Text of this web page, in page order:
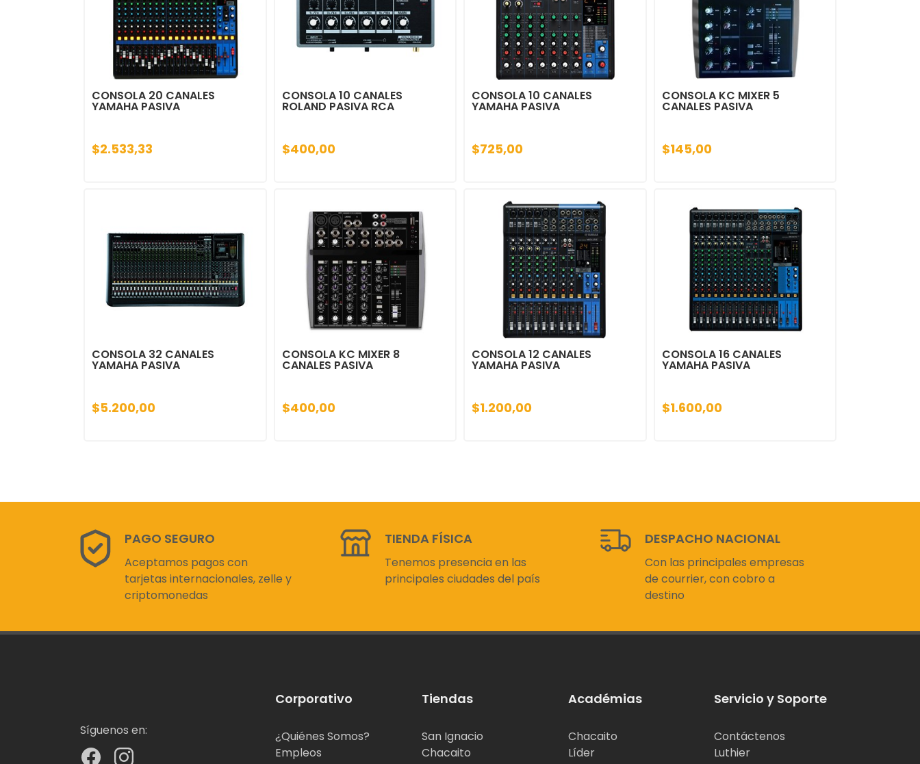
CONSOLA 20 CANALES
YAMAHA PASIVA
$2.533,33
CONSOLA 10 CANALES
ROLAND PASIVA RCA
$400,00
CONSOLA 10 CANALES
YAMAHA PASIVA
$725,00
CONSOLA KC MIXER 5
CANALES PASIVA
$145,00
CONSOLA 32 CANALES
YAMAHA PASIVA
$5.200,00
CONSOLA KC MIXER 8
CANALES PASIVA
$400,00
CONSOLA 12 CANALES
YAMAHA PASIVA
$1.200,00
CONSOLA 16 CANALES
YAMAHA PASIVA
$1.600,00
PAGO SEGURO
Aceptamos pagos con
tarjetas internacionales, zelle y
criptomonedas
TIENDA FÍSICA
Tenemos presencia en las
principales ciudades del país
DESPACHO NACIONAL
Con las principales empresas
de courrier, con cobro a
destino
Síguenos en:
Corporativo
¿Quiénes Somos?
Empleos
Tiendas
San Ignacio
Chacaito
Académias
Chacaito
Líder
Servicio y Soporte
Contáctenos
Luthier